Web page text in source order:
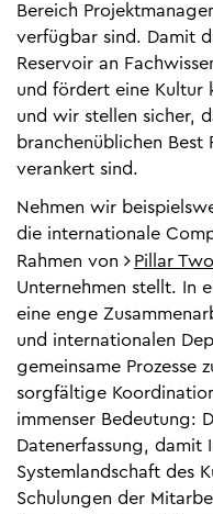
Bereich
verfügbar sind. Damit
Reservoir an
und fördert eine Kultur
und wir stellen sicher,
branchenüblichen Best
verankert sind.
Nehmen wir
die internationale
Rahmen von
Pillar Two
Unternehmen stellt. In
eine enge
und internationalen
gemeinsame Prozesse
sorgfältige
immenser Bedeutung:
Datenerfassung, damit
Systemlandschaft des
Schulungen der